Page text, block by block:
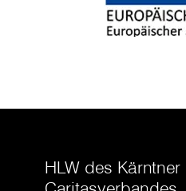
HLW des Kärntner